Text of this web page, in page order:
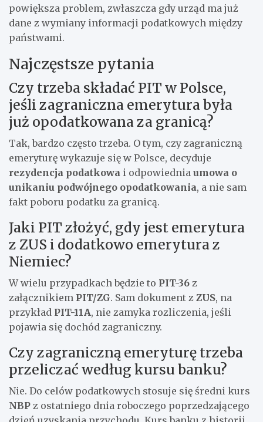
powiększa problem, zwłaszcza gdy urząd ma już
dane z wymiany informacji podatkowych między
państwami.
Najczęstsze pytania
Czy trzeba składać PIT w Polsce,
jeśli zagraniczna emerytura była
już opodatkowana za granicą?
Tak, bardzo często trzeba. O tym, czy zagraniczną
emeryturę wykazuje się w Polsce, decyduje
rezydencja podatkowa i odpowiednia umowa o
unikaniu podwójnego opodatkowania, a nie sam
fakt poboru podatku za granicą.
Jaki PIT złożyć, gdy jest emerytura
z ZUS i dodatkowo emerytura z
Niemiec?
W wielu przypadkach będzie to PIT-36 z
załącznikiem PIT/ZG. Sam dokument z ZUS, na
przykład PIT-11A, nie zamyka rozliczenia, jeśli
pojawia się dochód zagraniczny.
Czy zagraniczną emeryturę trzeba
przeliczać według kursu banku?
Nie. Do celów podatkowych stosuje się średni kurs
NBP z ostatniego dnia roboczego poprzedzającego